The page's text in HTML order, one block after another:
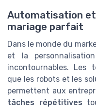
Automatisation
mariage parfait
Dans le monde du
et la
incontournables. Les
que les robots et les
permettent aux
tâches répétitives